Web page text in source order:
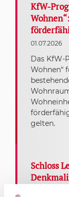
KfW-
01.07.2026
Das KfW-
Wohnen“
gelten.
Schloss